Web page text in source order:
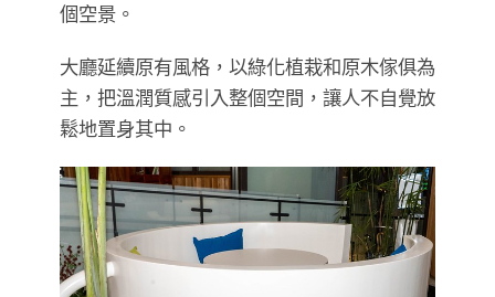
個空景。
大廳延續原有風格，以綠化植栽和原木傢俱為
主，把溫潤質感引入整個空間，讓人不自覺放
鬆地置身其中。